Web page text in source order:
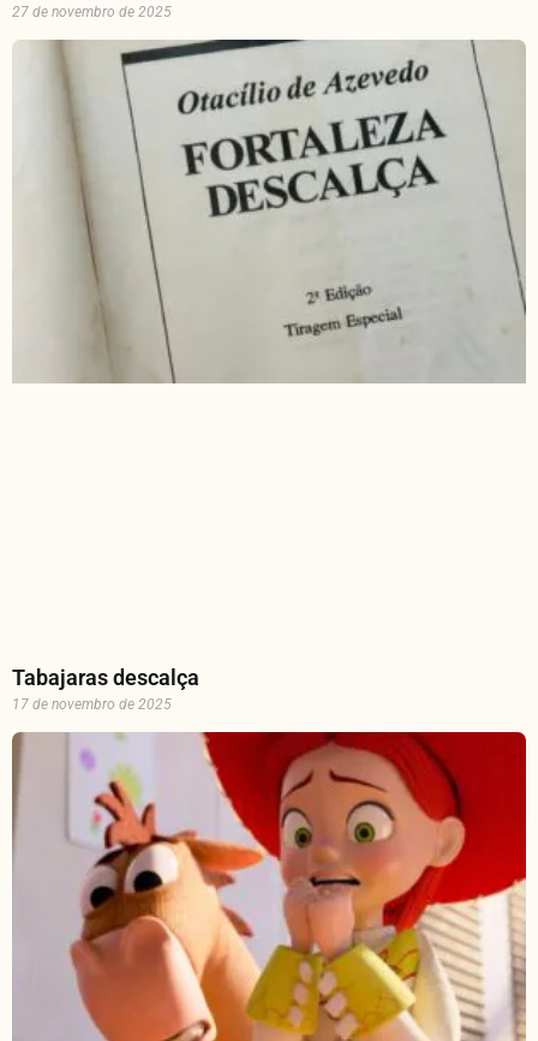
27 de novembro de 2025
Tabajaras descalça
17 de novembro de 2025